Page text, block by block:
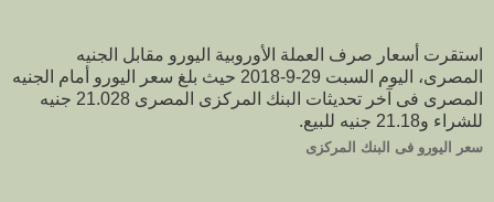
استقرت أسعار صرف العملة الأوروبية اليورو مقابل الجنيه
المصرى، اليوم السبت 29-9-2018 حيث بلغ سعر اليورو أمام الجنيه
المصرى فى آخر تحديثات البنك المركزى المصرى 21.028 جنيه
للشراء و21.18 جنيه للبيع.
​سعر اليورو فى البنك المركزى